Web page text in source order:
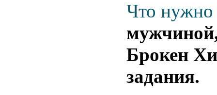
Что нужно
Брокен
задания.